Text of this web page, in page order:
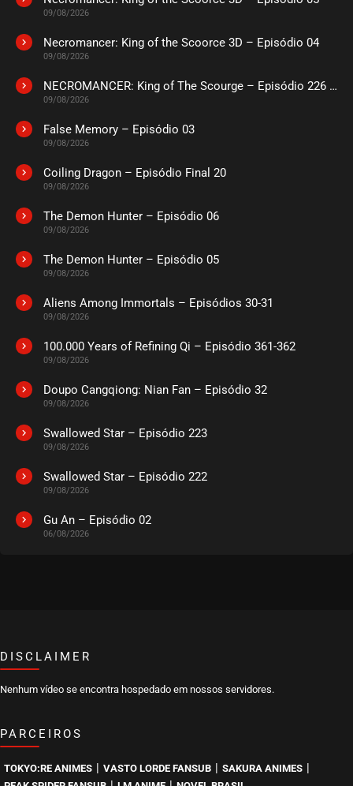
09/08/2026
Necromancer: King of the Scoorce 3D – Episódio 04
09/08/2026
NECROMANCER: King of The Scourge – Episódio 226 a 230
09/08/2026
False Memory – Episódio 03
09/08/2026
Coiling Dragon – Episódio Final 20
09/08/2026
The Demon Hunter – Episódio 06
09/08/2026
The Demon Hunter – Episódio 05
09/08/2026
Aliens Among Immortals – Episódios 30-31
09/08/2026
100.000 Years of Refining Qi – Episódio 361-362
09/08/2026
Doupo Cangqiong: Nian Fan – Episódio 32
09/08/2026
Swallowed Star – Episódio 223
09/08/2026
Swallowed Star – Episódio 222
09/08/2026
Gu An – Episódio 02
06/08/2026
DISCLAIMER
Nenhum vídeo se encontra hospedado em nossos servidores.
PARCEIROS
TOKYO:RE ANIMES VASTO LORDE FANSUB SAKURA ANIMES